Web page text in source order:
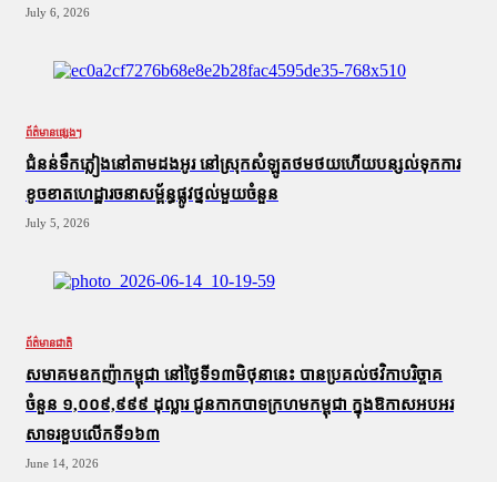
July 6, 2026
ព័ត៌មានផ្សេងៗ
ជំនន់​ទឹកភ្លៀង​នៅ​តាម​ដងអូរ​ នៅ​ស្រុក​សំឡូត​ថមថយ​ហើយ​បន្សល់​ទុក​ការ​
ខូចខាត​ហេដ្ឋារចនាសម្ព័ន្ធ​ផ្លូវថ្នល់​មួយ​ចំនួន
July 5, 2026
ព័ត៌មានជាតិ
សមាគមឧកញ៉ាកម្ពុជា នៅថ្ងៃទី១៣មិថុនានេះ បានប្រគល់ថវិកាបរិច្ចាគ
ចំនួន ១,០០៩,៩៩៩ ដុល្លារ ជូនកាកបាទក្រហមកម្ពុជា ក្នុងឱកាសអបអរ
សាទរខួបលើកទី១៦៣
June 14, 2026